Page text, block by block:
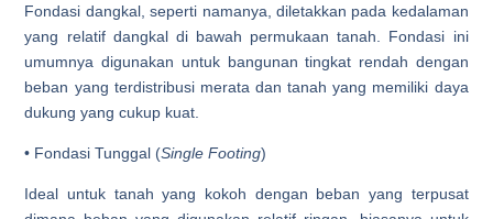
Fondasi dangkal, seperti namanya, diletakkan pada kedalaman
yang relatif dangkal di bawah permukaan tanah. Fondasi ini
umumnya digunakan untuk bangunan tingkat rendah dengan
beban yang terdistribusi merata dan tanah yang memiliki daya
dukung yang cukup kuat.
• Fondasi Tunggal (Single Footing)
Ideal untuk tanah yang kokoh dengan beban yang terpusat